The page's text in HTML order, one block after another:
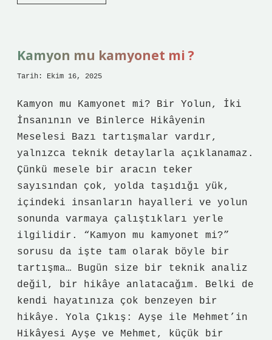
neden
?
Kamyon mu kamyonet mi ?
Tarih: Ekim 16, 2025
Kamyon mu Kamyonet mi? Bir Yolun, İki
İnsanının ve Binlerce Hikâyenin
Meselesi Bazı tartışmalar vardır,
yalnızca teknik detaylarla açıklanamaz.
Çünkü mesele bir aracın teker
sayısından çok, yolda taşıdığı yük,
içindeki insanların hayalleri ve yolun
sonunda varmaya çalıştıkları yerle
ilgilidir. “Kamyon mu kamyonet mi?”
sorusu da işte tam olarak böyle bir
tartışma… Bugün size bir teknik analiz
değil, bir hikâye anlatacağım. Belki de
kendi hayatınıza çok benzeyen bir
hikâye. Yola Çıkış: Ayşe ile Mehmet’in
Hikâyesi Ayşe ve Mehmet, küçük bir